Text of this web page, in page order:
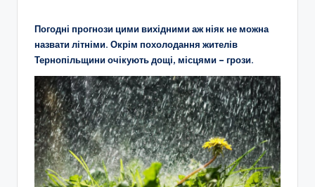
Погодні прогнози цими вихідними аж ніяк не можна
назвати літніми. Окрім похолодання жителів
Тернопільщини очікують дощі, місцями – грози.